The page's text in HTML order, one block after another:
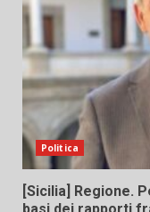
Politica
[Sicilia] Regione.